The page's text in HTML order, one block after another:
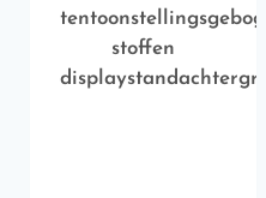
stoffen